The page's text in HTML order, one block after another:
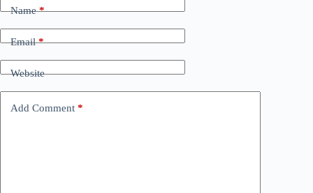
Name*
Email*
Website
Add Comment *